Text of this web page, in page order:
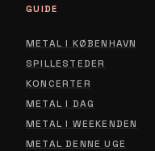
GUIDE
METAL I KØBENHAVN
SPILLESTEDER
KONCERTER
METAL I DAG
METAL I WEEKENDEN
METAL DENNE UGE